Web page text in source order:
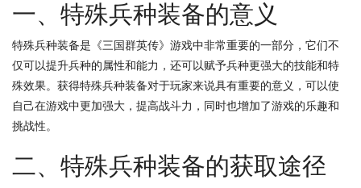
一、特殊兵种装备的意义
特殊兵种装备是《三国群英传》游戏中非常重要的一部分，它们不
仅可以提升兵种的属性和能力，还可以赋予兵种更强大的技能和特
殊效果。获得特殊兵种装备对于玩家来说具有重要的意义，可以使
自己在游戏中更加强大，提高战斗力，同时也增加了游戏的乐趣和
挑战性。
二、特殊兵种装备的获取途径